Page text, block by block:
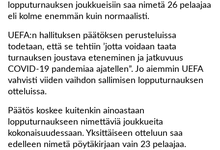
lopputurnauksen joukkueisiin saa nimetä 26 pelaajaa
eli kolme enemmän kuin normaalisti.
UEFA:n hallituksen päätöksen perusteluissa
todetaan, että se tehtiin ’jotta voidaan taata
turnauksen joustava eteneminen ja jatkuvuus
COVID-19 pandemiaa ajatellen”. Jo aiemmin UEFA
vahvisti viiden vaihdon sallimisen lopputurnauksen
otteluissa.
Päätös koskee kuitenkin ainoastaan
lopputurnaukseen nimettäviä joukkueita
kokonaisuudessaan. Yksittäiseen otteluun saa
edelleen nimetä pöytäkirjaan vain 23 pelaajaa.